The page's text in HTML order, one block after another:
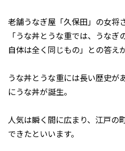
老舗うなぎ屋「久保田」の女将
「うな丼とうな重では、うな
自体は全く同じもの」との答え
うな丼とうな重には長い歴史が
にうな丼が誕生。
人気は瞬く間に広まり、江戸の
できたといいます。